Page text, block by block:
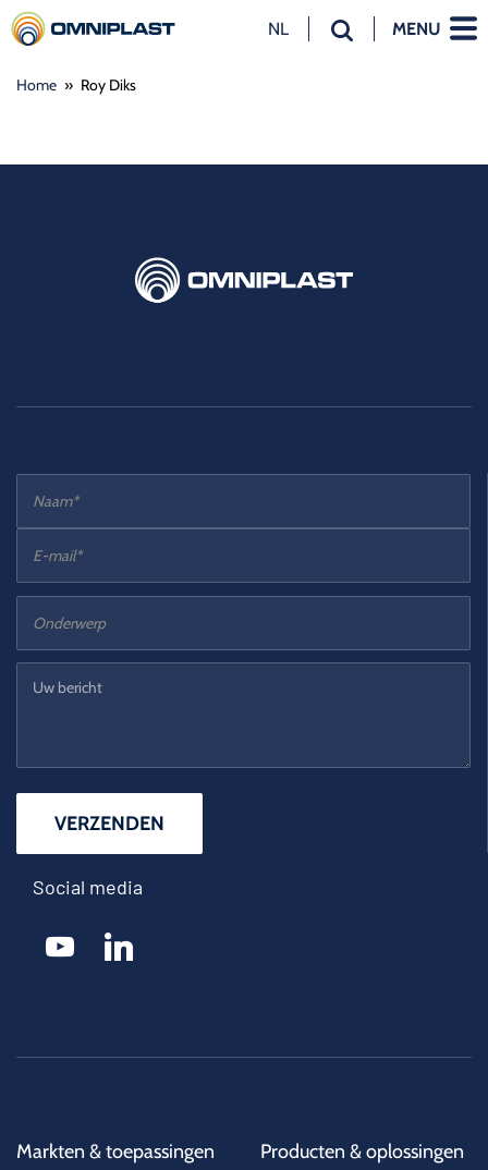
NL
MENU
Home » Roy Diks
Social media
youtube linkedin
Markten & toepassingen Producten & oplossingen